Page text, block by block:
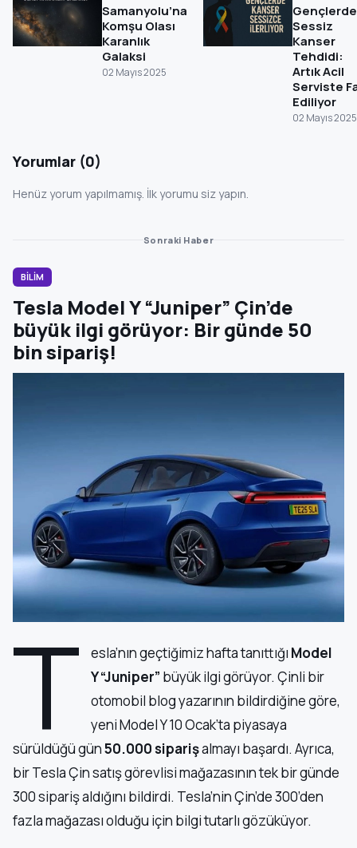
Samanyolu’na
Komşu Olası
Karanlık
Galaksi
02 Mayıs 2025
Gençlerde
Sessiz
Kanser
Tehdidi:
Artık Acil
Serviste
Ediliyor
02 Mayıs 2025
Yorumlar (0)
Henüz yorum yapılmamış. İlk yorumu siz yapın.
Sonraki Haber
BİLİM
Tesla Model Y “Juniper” Çin’de
büyük ilgi görüyor: Bir günde 50
bin sipariş!
T esla’nın geçtiğimiz hafta tanıttığı Model
Y “Juniper” büyük ilgi görüyor. Çinli bir
otomobil blog yazarının bildirdiğine göre,
yeni Model Y 10 Ocak’ta piyasaya
sürüldüğü gün50.000 siparişalmayı başardı. Ayrıca,
bir Tesla Çin satış görevlisi mağazasının tek bir günde
300 sipariş aldığını bildirdi. Tesla’nin Çin’de 300’den
fazla mağazası olduğu için bilgi tutarlı gözüküyor.